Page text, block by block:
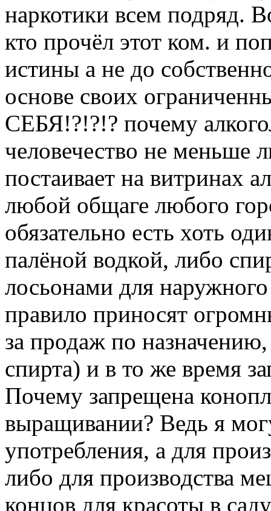
наркотики всем подряд.
кто прочёл этот ком. и
истины а не до
основе своих
СЕБЯ!?!?!? почему
человечество не меньше
постаивает на витринах
любой общаге любого
обязательно есть хоть
палёной водкой, либо
лосьонами для
правило приносят
за продаж по
спирта) и в то же время
Почему запрещена
выращивании? Ведь я
употребления, а для
либо для производства
концов для красоты в